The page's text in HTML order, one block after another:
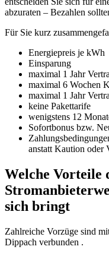
abzuraten – Bezahlen
Für Sie kurz
Energiepreis je kWh
Einsparung
maximal 1 Jahr
maximal 6 Wochen
maximal 1 Jahr
keine Pakettarife
wenigstens 12
Sofortbonus bzw.
anstatt Kaution oder
Welche Vorteile
sich bringt
Zahlreiche Vorzüge sind
Dippach verbunden .